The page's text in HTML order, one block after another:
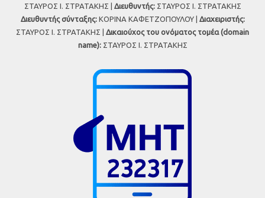
ΣΤΑΥΡΟΣ Ι. ΣΤΡΑΤΑΚΗΣ | Διευθυντής:ΣΤΑΥΡΟΣ Ι. ΣΤΡΑΤΑΚΗΣ
Διευθυντής σύνταξης:ΚΟΡΙΝΑ ΚΑΦΕΤΖΟΠΟΥΛΟΥ | Διαχειριστής:
ΣΤΑΥΡΟΣ Ι. ΣΤΡΑΤΑΚΗΣ | Δικαιούχος του ονόματος τομέα (domain
name):ΣΤΑΥΡΟΣ Ι. ΣΤΡΑΤΑΚΗΣ